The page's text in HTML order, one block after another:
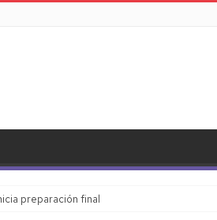
preparación final